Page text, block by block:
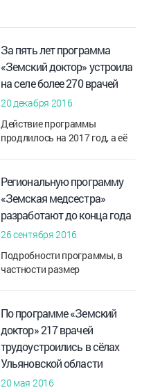
За пять лет программа
«Земский доктор» устроила
на селе более 270 врачей
20 декабря 2016
Действие программы
продлилось на 2017 год, а её
увеличивается в два раза
Региональную программу
«Земская медсестра»
разработают до конца года
26 сентября 2016
Подробности программы, в
частности размер
По программе «Земский
доктор» 217 врачей
трудоустроились в сёлах
Ульяновской области
20 мая 2016